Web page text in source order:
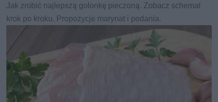
Jak zrobić najlepszą golonkę pieczoną. Zobacz schemat
krok po kroku. Propozycje marynat i podania.